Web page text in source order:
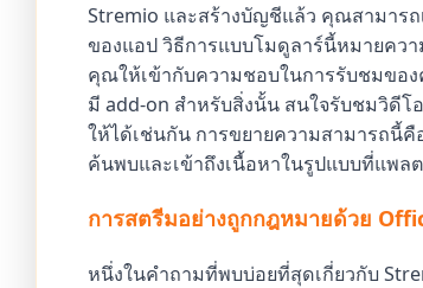
Stremio และสร้างบัญชีแล้ว คุณสามาร
ของแอป วิธีการแบบโมดูลาร์นี้หมายคว
คุณให้เข้ากับความชอบในการรับชมข
มี add-on สำหรับสิ่งนั้น สนใจรับชมวิดีโ
ให้ได้เช่นกัน การขยายความสามารถนี้
ค้นพบและเข้าถึงเนื้อหาในรูปแบบที่แพ
การสตรีมอย่างถูกกฎหมายด้วย
หนึ่งในคำถามที่พบบ่อยที่สุดเกี่ยวกับ